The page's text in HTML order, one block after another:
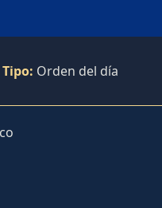
Tipo: Orden del día